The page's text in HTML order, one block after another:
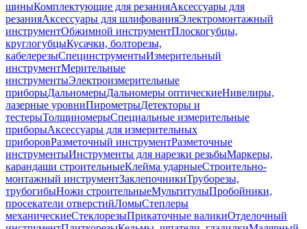
шиныКомплектующие для резанияАксессуары для
резанияАксессуары для шлифованияЭлектромонтажный
инструментОбжимной инструментПлоскогубцы,
круглогубцыКусачки, болторезы,
кабелерезыСпецинструментыИзмерительный
инструментМерительные
инструментыЭлектроизмерительные
приборыДальномерыДальномеры оптическиеНивелиры,
лазерные уровниПирометрыДетекторы и
тестерыТолщиномерыСпециальные измерительные
приборыАксессуары для измерительных
приборовРазметочный инструментРазметочные
инструментыИнструменты для нарезки резьбыМаркеры,
карандаши строительныеКлейма ударныеСтроительно-
монтажный инструментЗаклепочникиТруборезы,
трубогибыНожи строительныеМультитулыПробойники,
просекатели отверстийЛомыСтеплеры
механическиеСтеклорезыПрикаточные валикиОтделочный